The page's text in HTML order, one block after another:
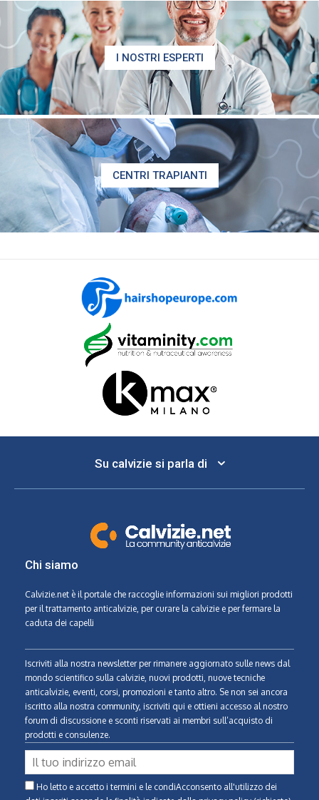
I NOSTRI ESPERTI
CENTRI TRAPIANTI
Su calvizie si parla di
Chi siamo
Calvizie.net è il portale che raccoglie informazioni sui migliori prodotti
per il trattamento anticalvizie, per curare la calvizie e per fermare la
caduta dei capelli
Iscriviti alla nostra newsletter per rimanere aggiornato sulle news dal
mondo scientifico sulla calvizie, nuovi prodotti, nuove tecniche
anticalvizie, eventi, corsi, promozioni e tanto altro. Se non sei ancora
iscritto alla nostra community, iscriviti qui e ottieni accesso al nostro
forum di discussione e sconti riservati ai membri sull’acquisto di
prodotti e consulenze.
Ho letto e accetto i termini e le condiAcconsento all'utilizzo dei